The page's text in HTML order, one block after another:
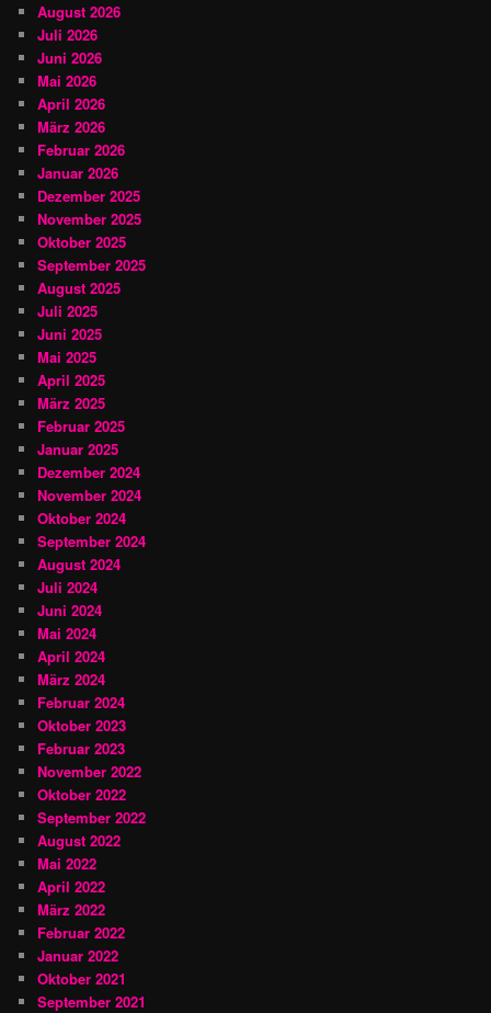
August 2026
Juli 2026
Juni 2026
Mai 2026
April 2026
März 2026
Februar 2026
Januar 2026
Dezember 2025
November 2025
Oktober 2025
September 2025
August 2025
Juli 2025
Juni 2025
Mai 2025
April 2025
März 2025
Februar 2025
Januar 2025
Dezember 2024
November 2024
Oktober 2024
September 2024
August 2024
Juli 2024
Juni 2024
Mai 2024
April 2024
März 2024
Februar 2024
Oktober 2023
Februar 2023
November 2022
Oktober 2022
September 2022
August 2022
Mai 2022
April 2022
März 2022
Februar 2022
Januar 2022
Oktober 2021
September 2021